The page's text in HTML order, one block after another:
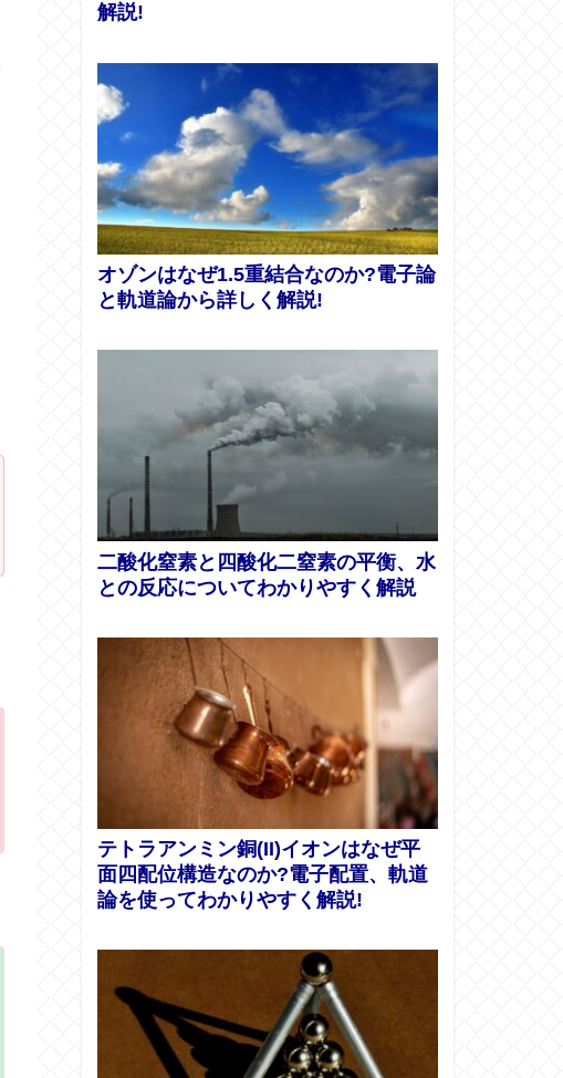
解説!
オゾンはなぜ1.5重結合なのか?電子論
と軌道論から詳しく解説!
二酸化窒素と四酸化二窒素の平衡、水
との反応についてわかりやすく解説
テトラアンミン銅(II)イオンはなぜ平
面四配位構造なのか?電子配置、軌道
論を使ってわかりやすく解説!